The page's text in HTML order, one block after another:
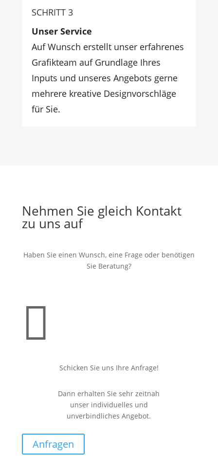
SCHRITT 3
Unser Service
Auf Wunsch erstellt unser erfahrenes
Grafikteam auf Grundlage Ihres
Inputs und unseres Angebots gerne
mehrere kreative Designvorschläge
für Sie.
Nehmen Sie gleich Kontakt
zu uns auf
Haben Sie einen Wunsch, eine Frage oder benötigen
Sie Beratung?

Schicken Sie uns Ihre Anfrage!
Dann erhalten Sie sehr zeitnah
unser individuelles und
unverbindliches Angebot.
Anfragen